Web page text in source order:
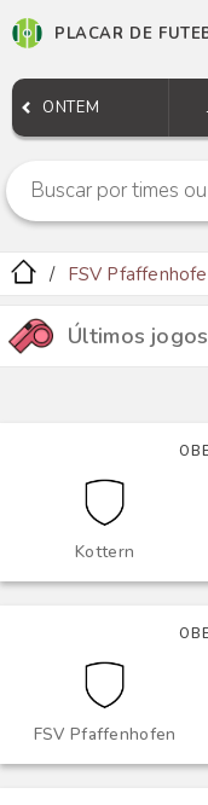
PLACAR DE
ONTEM
FSV
Últimos
Kottern
FSV Pfaffenhofen